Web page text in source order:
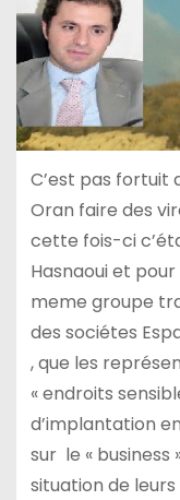
C’est pas fortuit
Oran faire des
cette fois-ci
Hasnaoui et
meme groupe
des sociétes
, que les
« endroits
d’implantation
sur le « business
situation de